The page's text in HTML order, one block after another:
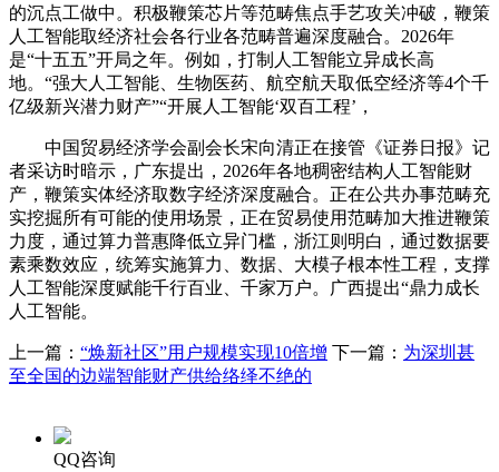
的沉点工做中。积极鞭策芯片等范畴焦点手艺攻关冲破，鞭策
人工智能取经济社会各行业各范畴普遍深度融合。2026年
是“十五五”开局之年。例如，打制人工智能立异成长高
地。“强大人工智能、生物医药、航空航天取低空经济等4个千
亿级新兴潜力财产”“开展人工智能‘双百工程’，
中国贸易经济学会副会长宋向清正在接管《证券日报》记
者采访时暗示，广东提出，2026年各地稠密结构人工智能财
产，鞭策实体经济取数字经济深度融合。正在公共办事范畴充
实挖掘所有可能的使用场景，正在贸易使用范畴加大推进鞭策
力度，通过算力普惠降低立异门槛，浙江则明白，通过数据要
素乘数效应，统筹实施算力、数据、大模子根本性工程，支撑
人工智能深度赋能千行百业、千家万户。广西提出“鼎力成长
人工智能。
上一篇： “焕新社区”用户规模实现10倍增 下一篇： 为深圳甚
至全国的边端智能财产供给络绎不绝的
QQ咨询